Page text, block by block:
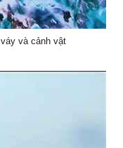
và cảnh vật